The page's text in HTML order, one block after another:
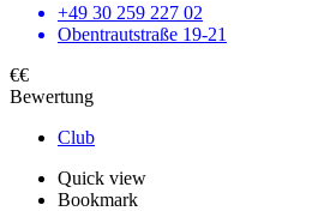
+49 30 259 227 02
Obentrautstraße 19-21
€€
Bewertung
Club
Quick view
Bookmark